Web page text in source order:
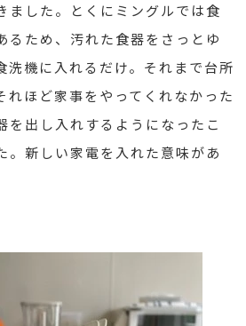
ました。とくにミングルでは食
るため、汚れた食器をさっとゆ
洗機に入れるだけ。それまで台所
れほど家事をやってくれなかった
を出し入れするようになったこ
。新しい家電を入れた意味があ